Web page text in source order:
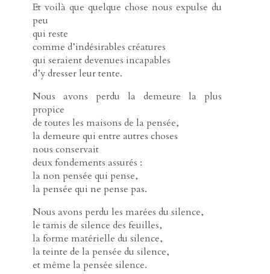
Et voilà que quelque chose nous expulse du
peu
qui reste
comme d’indésirables créatures
qui seraient devenues incapables
d’y dresser leur tente.
Nous avons perdu la demeure la plus
propice
de toutes les maisons de la pensée,
la demeure qui entre autres choses
nous conservait
deux fondements assurés :
la non pensée qui pense,
la pensée qui ne pense pas.
Nous avons perdu les marées du silence,
le tamis de silence des feuilles,
la forme matérielle du silence,
la teinte de la pensée du silence,
et même la pensée silence.